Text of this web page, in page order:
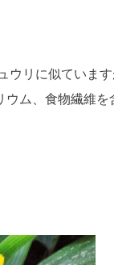
ウリに似ていま
ム、食物繊維